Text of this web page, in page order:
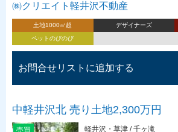
㈱クリエイト軽井沢不動産
土地1000㎡超 デザイナーズ
ペットのびのび
お問合せリストに追加する
中軽井沢北 売り土地2,300万円
売買 軽井沢・草津 / 千ヶ滝